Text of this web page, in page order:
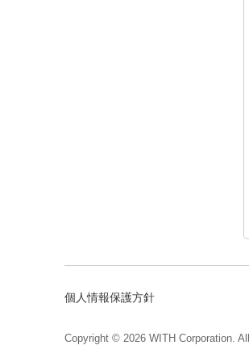
個人情報保護方針
Copyright © 2026 WITH Corporation.